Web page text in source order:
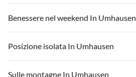
Benessere nel weekend In Umhausen
Posizione isolata In Umhausen
Sulle montagne In Umhausen